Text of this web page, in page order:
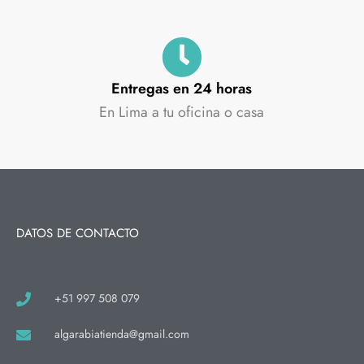
Entregas en 24 horas
En Lima a tu oficina o casa
DATOS DE CONTACTO
+51 997 508 079
algarabiatienda@gmail.com